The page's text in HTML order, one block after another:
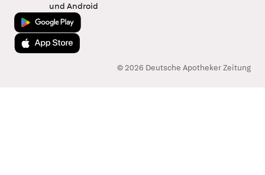
und Android
Jetzt bei Google Play
Laden im App Store
© 2026 Deutsche Apotheker Zeitung